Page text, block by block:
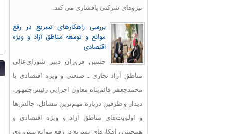
نیروهای شرکتی پافشاری می کند.
بررسی راهکارهای تسریع در رفع
موانع و توسعه مناطق آزاد و ویژه
اقتصادی
حسین فروزان دبیر شورای‌عالی
مناطق آزاد تجاری ـ صنعتی و ویژه اقتصادی با
محمدجعفر قائم‌پناه معاون اجرایی رئیس‌جمهور،
دیدار و طرفین درباره مهم‌ترین مسائل، چالش‌ها
و اولویت‌های مناطق آزاد و ویژه اقتصادی و
همچنین راهکارهای تسریع در رفع موانع پیش‌روی